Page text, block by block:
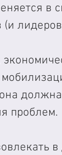
в
проблем.